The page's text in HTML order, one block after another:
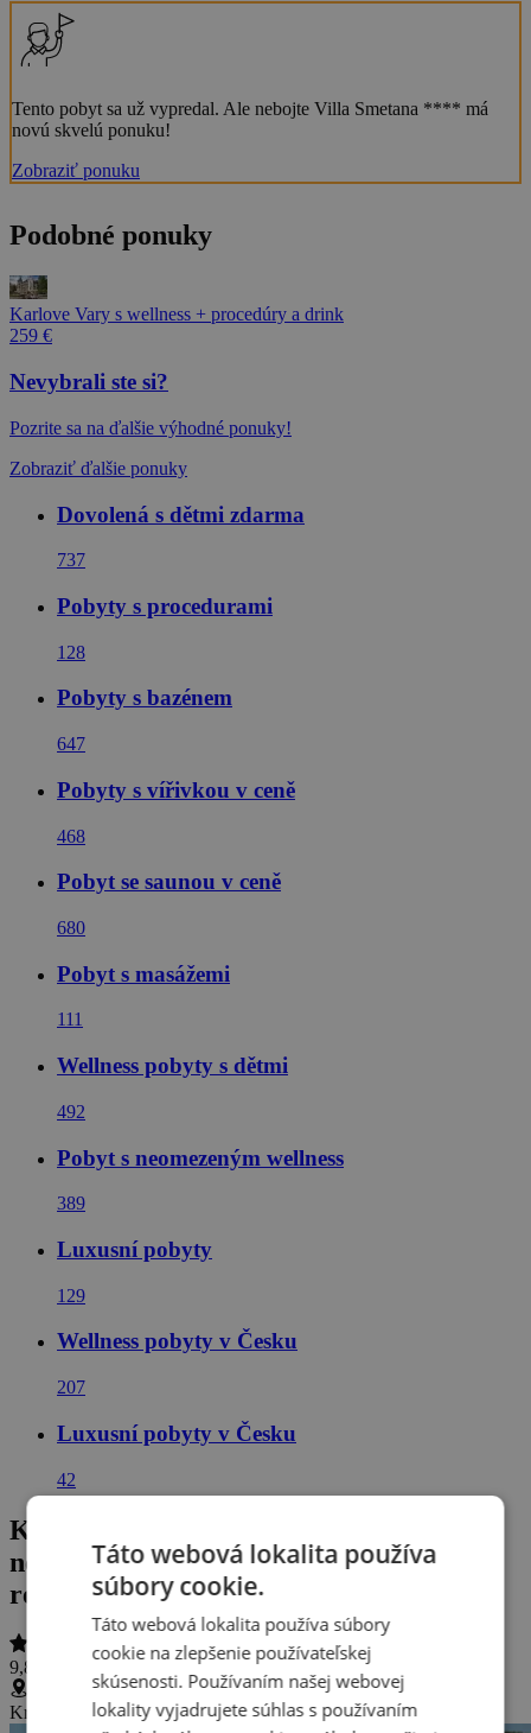
Tento pobyt sa už vypredal. Ale nebojte Villa Smetana **** má
novú skvelú ponuku!
Zobraziť ponuku
Podobné ponuky
Karlove Vary s wellness + procedúry a drink
259 €
Nevybrali ste si?
Pozrite sa na ďalšie výhodné ponuky!
Zobraziť ďalšie ponuky
Dovolená s dětmi zdarma
737
Pobyty s procedurami
128
Pobyty s bazénem
647
Pobyty s vířivkou v ceně
468
Pobyt se saunou v ceně
680
Pobyt s masážemi
111
Wellness pobyty s dětmi
492
Pobyt s neomezeným wellness
389
Luxusní pobyty
129
Wellness pobyty v Česku
207
Luxusní pobyty v Česku
42
Karlove Vary: Villa Smetana **** s
neobmedzeným wellness, drinkom, 3
relaxačnými procedúrami a polpenziou
9,8 / 10
Krále Jiřího 5, Karlovy Vary, Česká republika(Zobraziť na mape
Táto webová lokalita používa
súbory cookie.
Táto webová lokalita používa súbory
cookie na zlepšenie používateľskej
skúsenosti. Používaním našej webovej
lokality vyjadrujete súhlas s používaním